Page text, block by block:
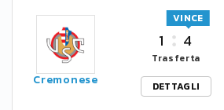
Cremonese
1 4
VINCE
Trasferta
DETTAGLI